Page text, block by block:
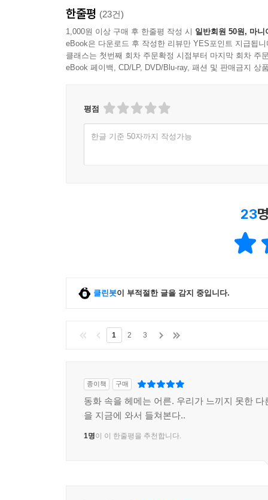
한줄평 (23건)
1,000원 이상 구매 후 한줄평 작성 시 일반회원 50원, 마니
eBook은 다운로드 후 작성한 리뷰만 YES포인트 지급됩니
클래스는 첫번째 회차 주문확정 시점부터 마지막 회차 주
eBook 페이백, CD/LP, DVD/Blu-ray, 패션 및 판매금지 상
평점
한글 기준 50자까지 작성가능
23
클린봇이 부적절한 글을 감지 중입니다.
1 2 3
종이책 구매
동화 속을 헤메는 어른. 우리가 느끼지 못한 다
을 지금에 와서 들쳐본다..
1명이 이 한줄평을 추천합니다.